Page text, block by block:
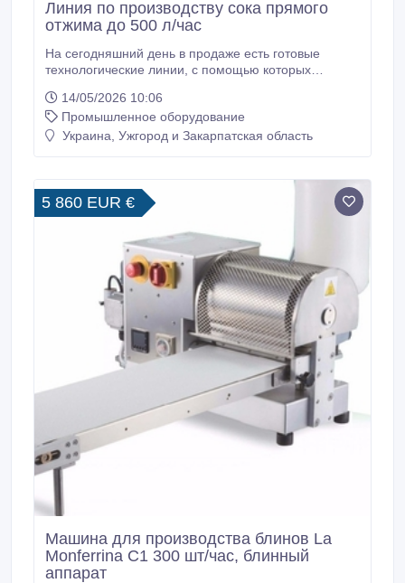
Линия по производству сока прямого
отжима до 500 л/час
На сегодняшний день в продаже есть готовые
технологические линии, с помощью которых
прямого отжима. Наша компания, ООО «АР-ТЕХ»
может предложить вам автоматические линии для
производства сока разной производительности. Как
14/05/2026 10:06
Промышленное оборудование
Украина, Ужгород и Закарпатская область
5 860 EUR €
Машина для производства блинов La
Monferrina C1 300 шт/час, блинный
аппарат